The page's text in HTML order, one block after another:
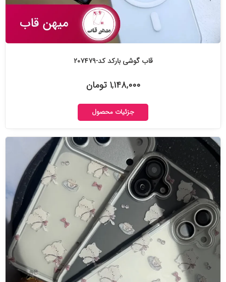
قاب گوشی بارکد کد-۲۰۷۴۷۹
۱,۱۴۸,۰۰۰ تومان
جزئیات محصول